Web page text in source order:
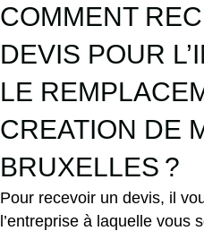
COMMENT
DEVIS POUR
LE
CREATION DE
BRUXELLES ?
Pour recevoir un devis, il
l’entreprise à laquelle vous